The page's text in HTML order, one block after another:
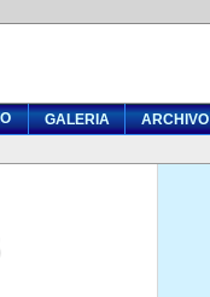
GALERIA ARCHIVO